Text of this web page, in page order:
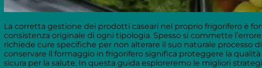
La corretta gestione dei prodotti caseari nel proprio frigorifero è
consistenza originale di ogni tipologia. Spesso si commette
richiede cure specifiche per non alterare il suo naturale processo
conservare il formaggio in frigorifero significa proteggere la
sicura per la salute. In questa guida esploreremo le migliori